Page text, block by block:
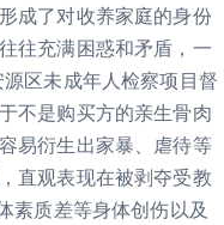
成了对收养家庭的身份
往充满困惑和矛盾，一
区未成年人检察项目督
不是购买方的亲生骨肉
易衍生出家暴、虐待等
直观表现在被剥夺受教
素质差等身体创伤以及